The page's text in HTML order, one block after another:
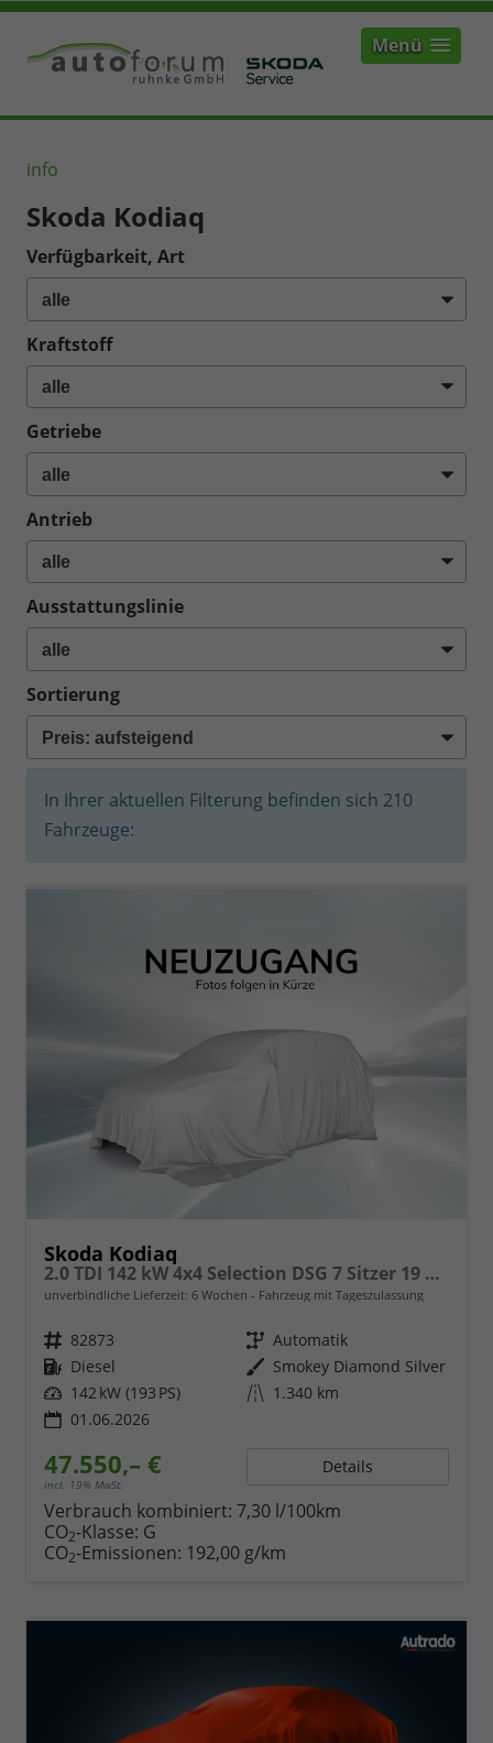
Menü
info
Skoda Kodiaq
Verfügbarkeit, Art
Kraftstoff
Getriebe
Antrieb
Ausstattungslinie
Sortierung
In Ihrer aktuellen Filterung befinden sich 210
Fahrzeuge:
Skoda Kodiaq
2.0 TDI 142 kW 4x4 Selection DSG 7 Sitzer 19 Zoll AHK el. HK Pano
unverbindliche Lieferzeit: 6 Wochen Fahrzeug mit Tageszulassung
Fahrzeugnr. 82873 Getriebe Automatik
Kraftstoff Diesel Außenfarbe Smokey Diamond Silver
Leistung 142 kW (193 PS) Kilometerstand 1.340 km
01.06.2026
47.550,– €
incl. 19% MwSt.
Details
Verbrauch kombiniert: 7,30 l/100km
CO2-Klasse: G
CO2-Emissionen: 192,00 g/km